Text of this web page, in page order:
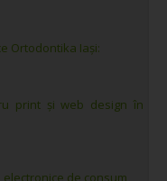
Ortodontika Iași:
print și web design în
de consum